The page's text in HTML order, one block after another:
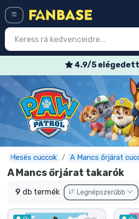
4.9/5 elégedettség
Mesés cuccok A Mancs őrjárat
A Mancs őrjárat takarók
9 db termék Legnépszerűbb
Belépés
Legújabb cuccok
Akciós ajánlatok
Express szállítás
Előrendelhető cuccok
Outlet cuccok